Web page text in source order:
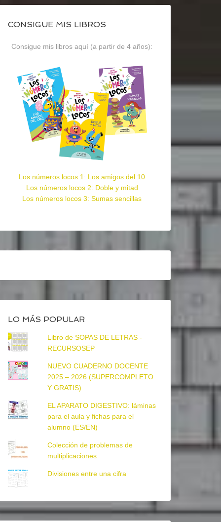
CONSIGUE MIS LIBROS
Consigue mis libros aquí (a partir de 4 años):
Los números locos 1: Los amigos del 10
Los números locos 2: Doble y mitad
Los números locos 3: Sumas sencillas
LO MÁS POPULAR
Libro de SOPAS DE LETRAS -
RECURSOSEP
NUEVO CUADERNO DOCENTE
2025 – 2026 (SUPERCOMPLETO
Y GRATIS)
EL APARATO DIGESTIVO: láminas
para el aula y fichas para el
alumno (ES/EN)
Colección de problemas de
multiplicaciones
Divisiones entre una cifra